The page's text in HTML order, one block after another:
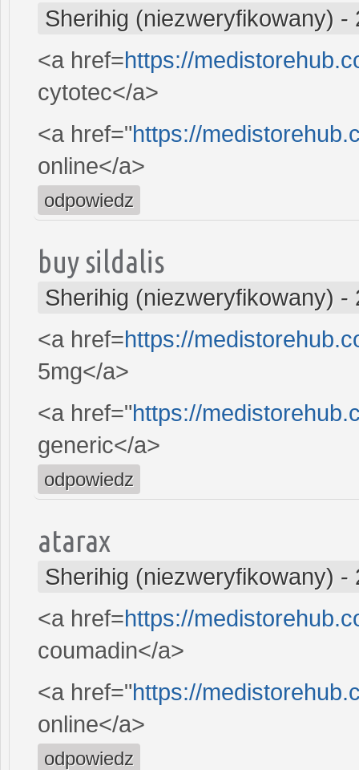
Sherihig (niezweryfikowany) -
<a href=https://
cytotec</a>
<a href="https://
online</a>
odpowiedz
buy sildalis
Sherihig (niezweryfikowany) -
<a href=https://
5mg</a>
<a href="https://
generic</a>
odpowiedz
atarax
Sherihig (niezweryfikowany) -
<a href=https://
coumadin</a>
<a href="https://
online</a>
odpowiedz